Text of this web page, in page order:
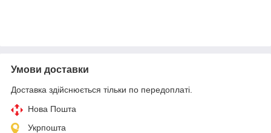
Умови доставки
Доставка здійснюється тільки по передоплаті.
Нова Пошта
Укрпошта